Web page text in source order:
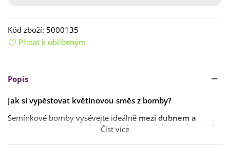
Kód zboží: 5000135
Přidat k oblíbeným
Popis
Jak si vypěstovat květinovou směs z bomby?
Semínkové bomby vysévejte ideálně mezi dubnem a
červencem
, kdy jsou vhodné teploty
půda má dostatek
Číst více